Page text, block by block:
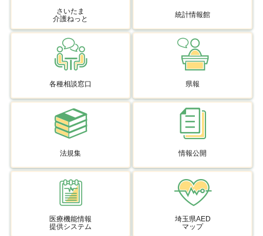
さいたま
介護ねっと
統計情報館
各種相談窓口 県報
法規集 情報公開
医療機能情報
提供システム
埼玉県AED
マップ